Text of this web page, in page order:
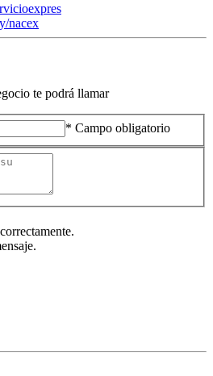
nacex
te podrá llamar
* Campo obligatorio